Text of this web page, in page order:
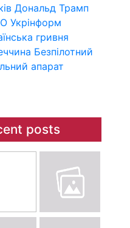
Дональд Трамп
Укрінформ
гривня
Безпілотний
апарат
posts